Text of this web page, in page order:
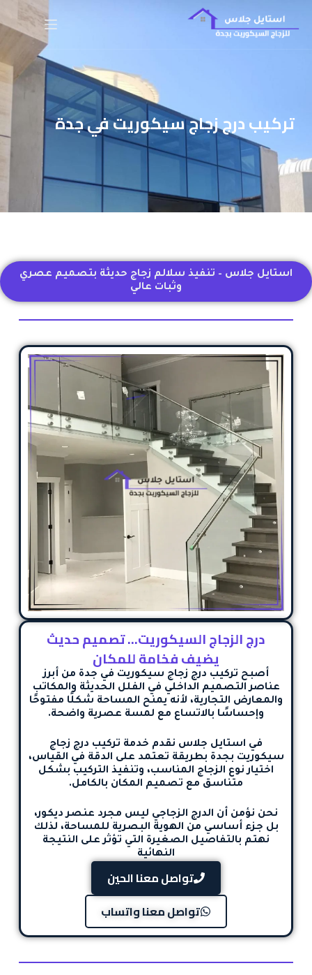
تركيب درج زجاج سيكوريت في جدة
استايل جلاس – تنفيذ سلالم زجاج حديثة بتصميم عصري
وثبات عالي
درج الزجاج السيكوريت… تصميم حديث
يضيف فخامة للمكان
أصبح تركيب درج زجاج سيكوريت في جدة من أبرز
عناصر التصميم الداخلي في الفلل الحديثة والمكاتب
والمعارض التجارية، لأنه يمنح المساحة شكلًا مفتوحًا
وإحساسًا بالاتساع مع لمسة عصرية واضحة.
في استايل جلاس نقدم خدمة تركيب درج زجاج
سيكوريت بجدة بطريقة تعتمد على الدقة في القياس،
اختيار نوع الزجاج المناسب، وتنفيذ التركيب بشكل
متناسق مع تصميم المكان بالكامل.
نحن نؤمن أن الدرج الزجاجي ليس مجرد عنصر ديكور،
بل جزء أساسي من الهوية البصرية للمساحة، لذلك
نهتم بالتفاصيل الصغيرة التي تؤثر على النتيجة
النهائية
تواصل معنا الحين
تواصل معنا واتساب